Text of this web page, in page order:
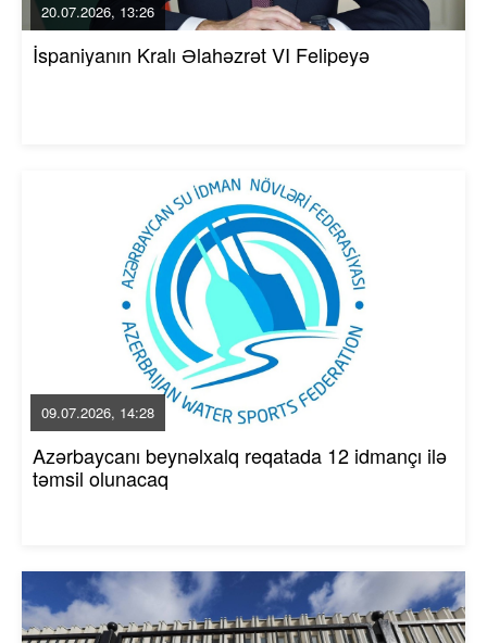
20.07.2026, 13:26
İspaniyanın Kralı Əlahəzrət VI Felipeyə
09.07.2026, 14:28
Azərbaycanı beynəlxalq reqatada 12 idmançı ilə
təmsil olunacaq